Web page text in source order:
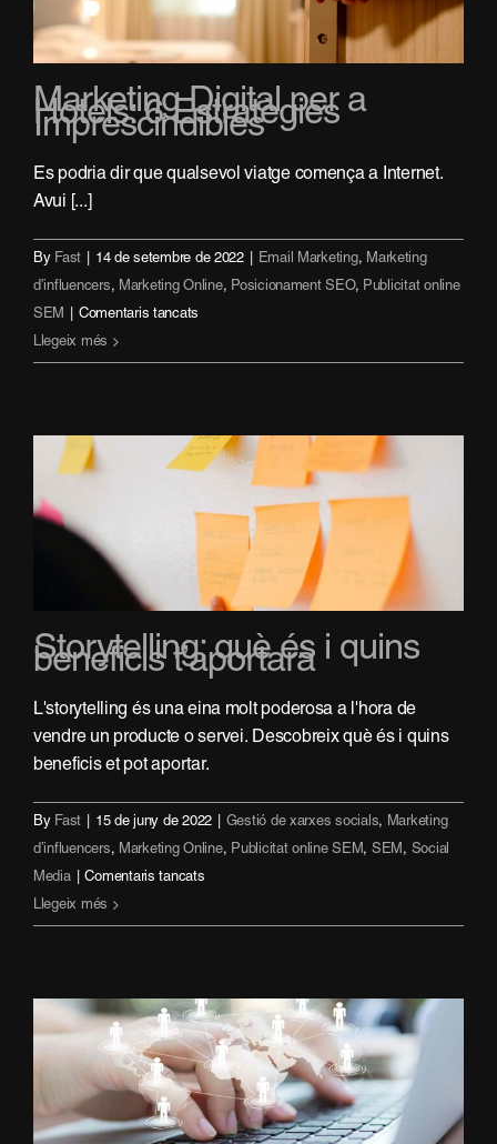
Marketing Digital per a
Hotels: 6 Estratègies
Imprescindibles
Es podria dir que qualsevol viatge comença a Internet.
Avui [...]
By Fast 14 de setembre de 2022 Email Marketing, Marketing
d’influencers, Marketing Online, Posicionament SEO, Publicitat online
SEM Comentaris tancats
Hotels:
Estratègies
Imprescindibles
Llegeix més
Storytelling: què és i quins
beneficis t’aportarà
L'storytelling és una eina molt poderosa a l'hora de
vendre un producte o servei. Descobreix què és i quins
beneficis et pot aportar.
By Fast 15 de juny de 2022 Gestió de xarxes socials, Marketing
d’influencers, Marketing Online, Publicitat online SEM, SEM , Social
Media Comentaris tancatsa
quins
beneficis
t’aportarà
Llegeix més